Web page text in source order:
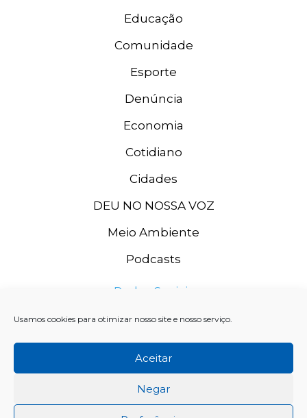
Usamos cookies para otimizar nosso site e nosso serviço.
Aceitar
Negar
Educação
Comunidade
Esporte
Denúncia
Economia
Cotidiano
Cidades
DEU NO NOSSA VOZ
Meio Ambiente
Podcasts
Redes Sociais